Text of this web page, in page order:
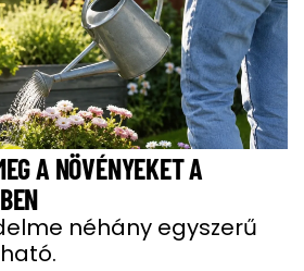
A NÖVÉNYEKET A
néhány egyszerű